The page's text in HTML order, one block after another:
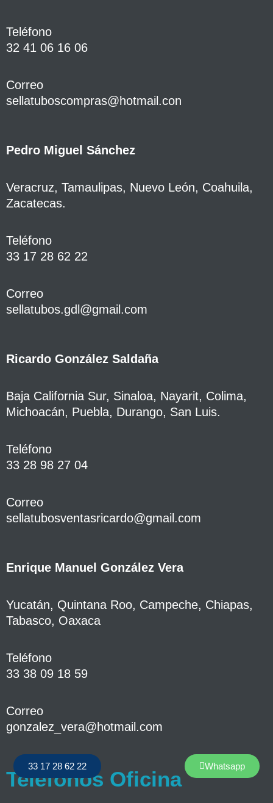
33 17 28 62 22 Whatsapp
Teléfono
32 41 06 16 06
Correo
sellatuboscompras@hotmail.con
Pedro Miguel Sánchez
Veracruz, Tamaulipas, Nuevo León, Coahuila,
Zacatecas.
Teléfono
33 17 28 62 22
Correo
sellatubos.gdl@gmail.com
Ricardo González Saldaña
Baja California Sur, Sinaloa, Nayarit, Colima,
Michoacán, Puebla, Durango, San Luis.
Teléfono
33 28 98 27 04
Correo
sellatubosventasricardo@gmail.com
Enrique Manuel González Vera
Yucatán, Quintana Roo, Campeche, Chiapas,
Tabasco, Oaxaca
Teléfono
33 38 09 18 59
Correo
gonzalez_vera@hotmail.com
Teléfonos Oficina